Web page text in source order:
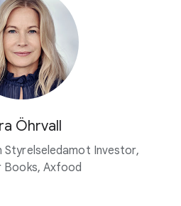
Öhrvall
Styrelseledamot Investor,
Books, Axfood